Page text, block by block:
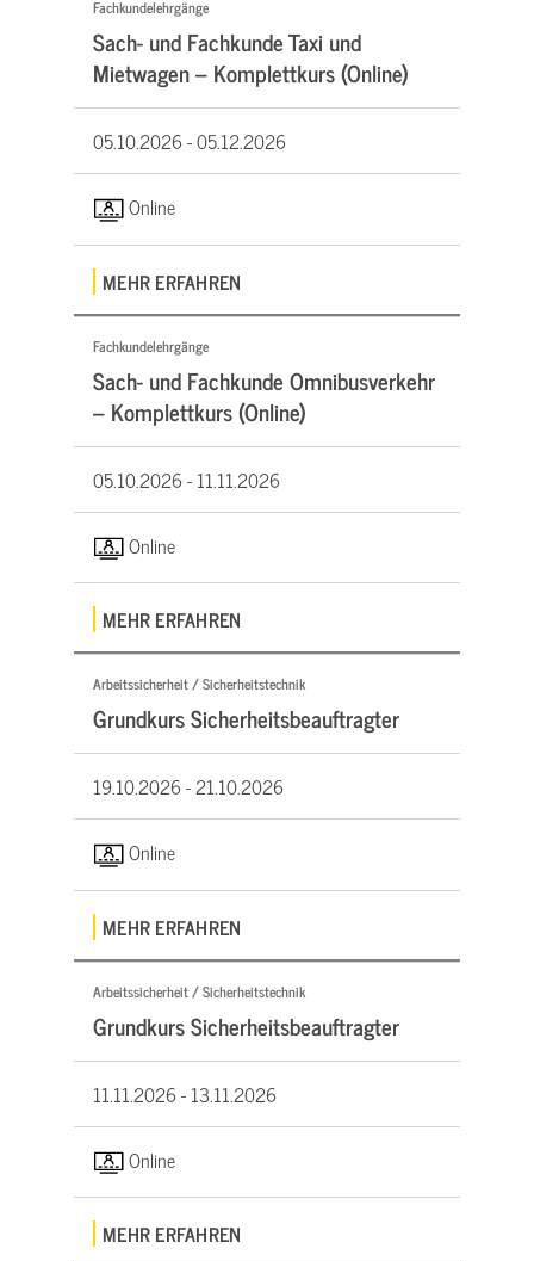
Fachkundelehrgänge
Sach- und Fachkunde Taxi und
Mietwagen – Komplettkurs (Online)
05.10.2026 -05.12.2026
Online
MEHR ERFAHREN
Fachkundelehrgänge
Sach- und Fachkunde Omnibusverkehr
– Komplettkurs (Online)
05.10.2026 -11.11.2026
Online
MEHR ERFAHREN
Arbeitssicherheit / Sicherheitstechnik
Grundkurs Sicherheitsbeauftragter
19.10.2026 -21.10.2026
Online
MEHR ERFAHREN
Arbeitssicherheit / Sicherheitstechnik
Grundkurs Sicherheitsbeauftragter
11.11.2026 -13.11.2026
Online
MEHR ERFAHREN